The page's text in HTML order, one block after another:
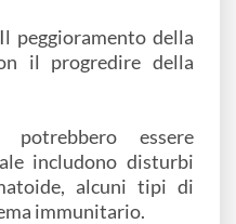
Il peggioramento della
il progredire della
essere
includono disturbi
alcuni tipi di
immunitario.